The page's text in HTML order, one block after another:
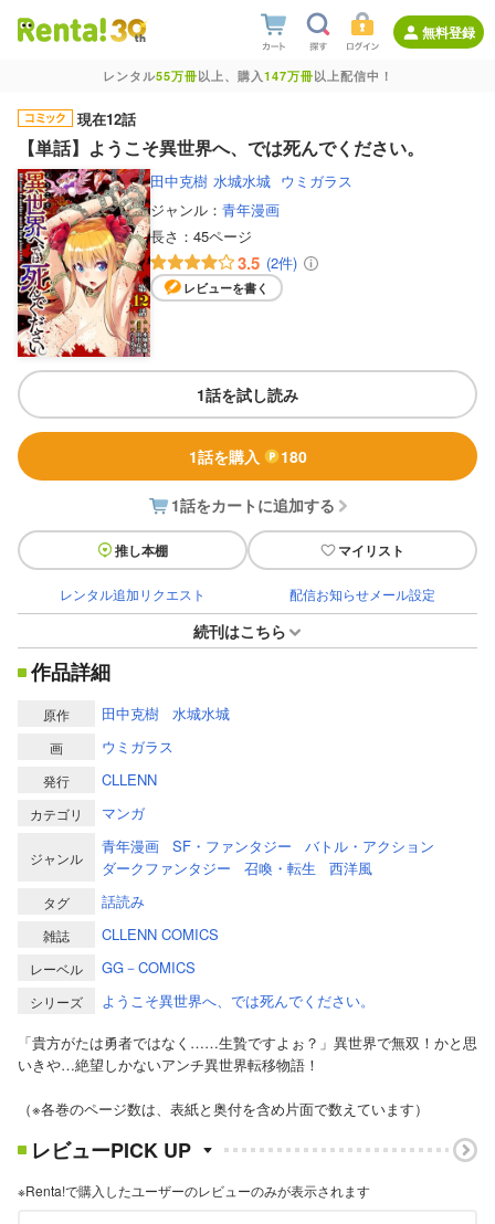
無料登録
レンタル55万冊以上、購入147万冊以上配信中！
現在12話
【単話】ようこそ異世界へ、では死んでください。
田中克樹 水城水城 ウミガラス
ジャンル： 青年漫画
長さ： 45ページ
3.5 (2件)
レビューを書く
1話を試し読み
1話を購入 180
1話をカートに追加する
推し本棚 マイリスト
レンタル追加リクエスト 配信お知らせメール設定
続刊はこちら
作品詳細
原作 田中克樹 水城水城
画 ウミガラス
発行 CLLENN
カテゴリ マンガ
ジャンル
青年漫画 SF・ファンタジー
バトル・アクション
ダークファンタジー
召喚・転生 西洋風
タグ 話読み
雑誌 CLLENN COMICS
レーベル GG－COMICS
シリーズ
ようこそ異世界へ、では死んでください。
「貴方がたは勇者ではなく……生贄ですよぉ？」異世界で無双！かと思
いきや…絶望しかないアンチ異世界転移物語！
（※各巻のページ数は、表紙と奥付を含め片面で数えています）
レビューPICK UP
※Renta!で購入したユーザーのレビューのみが表示されます